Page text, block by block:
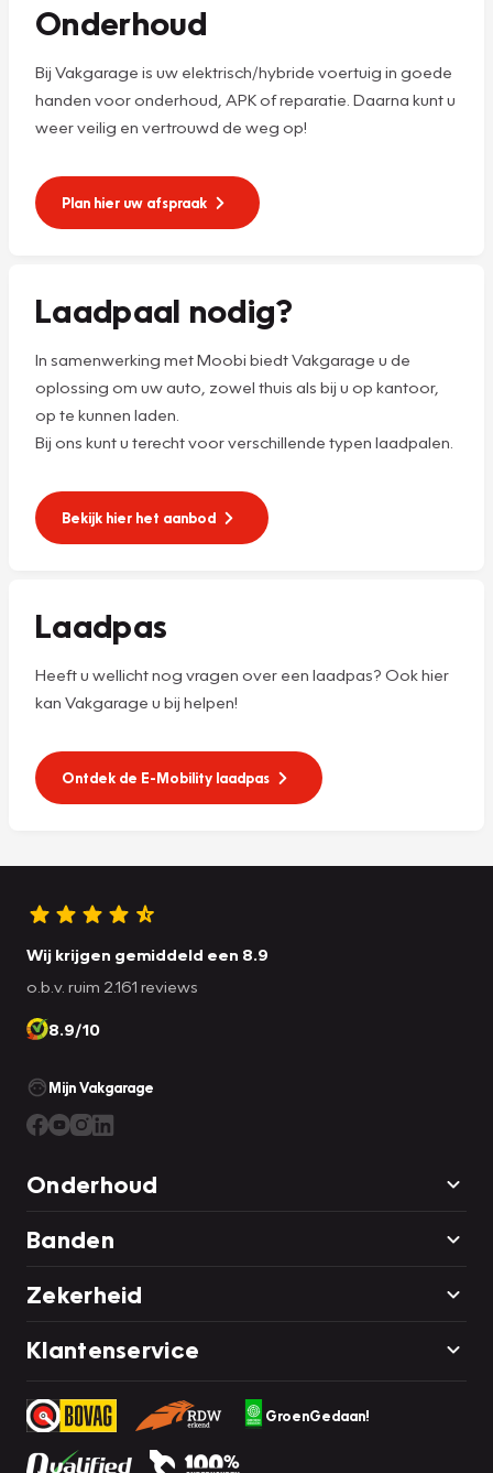
Onderhoud
Bij Vakgarage is uw elektrisch/hybride voertuig in goede
handen voor onderhoud, APK of reparatie. Daarna kunt u
weer veilig en vertrouwd de weg op!
Plan hier uw afspraak
Laadpaal nodig?
In samenwerking met Moobi biedt Vakgarage u de
oplossing om uw auto, zowel thuis als bij u op kantoor,
op te kunnen laden.
Bij ons kunt u terecht voor verschillende typen laadpalen.
Bekijk hier het aanbod
Laadpas
Heeft u wellicht nog vragen over een laadpas? Ook hier
kan Vakgarage u bij helpen!
Ontdek de E-Mobility laadpas
Wij krijgen gemiddeld een 8.9
o.b.v. ruim 2.161 reviews
8.9/10
Mijn Vakgarage
Onderhoud
Banden
Zekerheid
Klantenservice
GroenGedaan!